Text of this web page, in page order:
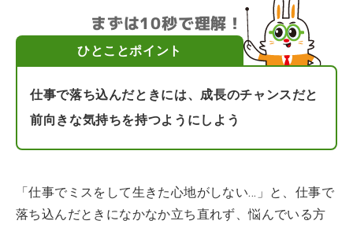
まずは10秒で理解！
ひとことポイント
仕事で落ち込んだときには、成長のチャンスだと
前向きな気持ちを持つようにしよう
「仕事でミスをして生きた心地がしない…」と、仕事で
落ち込んだときになかなか立ち直れず、悩んでいる方